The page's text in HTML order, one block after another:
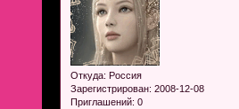
Откуда: Россия
Зарегистрирован: 2008-12-08
Приглашений: 0